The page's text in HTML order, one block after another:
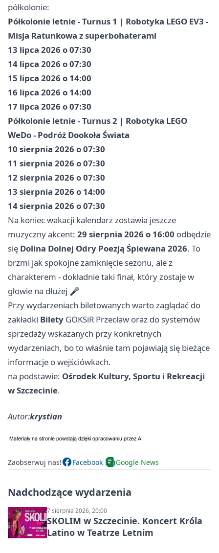
półkolonie:
Półkolonie letnie - Turnus 1 | Robotyka LEGO EV3 -
Misja Ratunkowa z superbohaterami
13 lipca 2026 o 07:30
14 lipca 2026 o 07:30
15 lipca 2026 o 14:00
16 lipca 2026 o 14:00
17 lipca 2026 o 07:30
Półkolonie letnie - Turnus 2 | Robotyka LEGO
WeDo - Podróż Dookoła Świata
10 sierpnia 2026 o 07:30
11 sierpnia 2026 o 07:30
12 sierpnia 2026 o 07:30
13 sierpnia 2026 o 14:00
14 sierpnia 2026 o 07:30
Na koniec wakacji kalendarz zostawia jeszcze
muzyczny akcent: 29 sierpnia 2026 o 16:00 odbędzie
się Dolina Dolnej Odry Poezją Śpiewana 2026. To
brzmi jak spokojne zamknięcie sezonu, ale z
charakterem - dokładnie taki finał, który zostaje w
głowie na dłużej 🎤
Przy wydarzeniach biletowanych warto zaglądać do
zakładki Bilety GOKSiR Przecław oraz do systemów
sprzedaży wskazanych przy konkretnych
wydarzeniach, bo to właśnie tam pojawiają się bieżące
informacje o wejściówkach.
na podstawie: Ośrodek Kultury, Sportu i Rekreacji
w Szczecinie.
Autor:krystian
Zaobserwuj nas! Facebook Google News
Nadchodzące wydarzenia
7 sierpnia 2026, 20:00
SKOLIM w Szczecinie. Koncert Króla
Latino w Teatrze Letnim